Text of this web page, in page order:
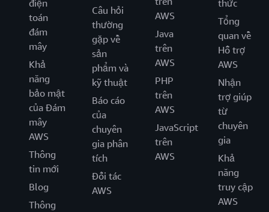
điện
toán
đám
mây
Khả
năng
bảo mật
của Đám
mây
AWS
Thông
tin mới
Blog
Thông
Câu hỏi
thường
gặp về
sản
phẩm và
kỹ thuật
Báo cáo
của
chuyên
gia phân
tích
Đối tác
AWS
AWS
Java
trên
AWS
PHP
trên
AWS
JavaScript
trên
AWS
thức
Tổng
quan về
Hỗ trợ
AWS
Nhận
trợ giúp
từ
chuyên
gia
Khả
năng
truy cập
AWS